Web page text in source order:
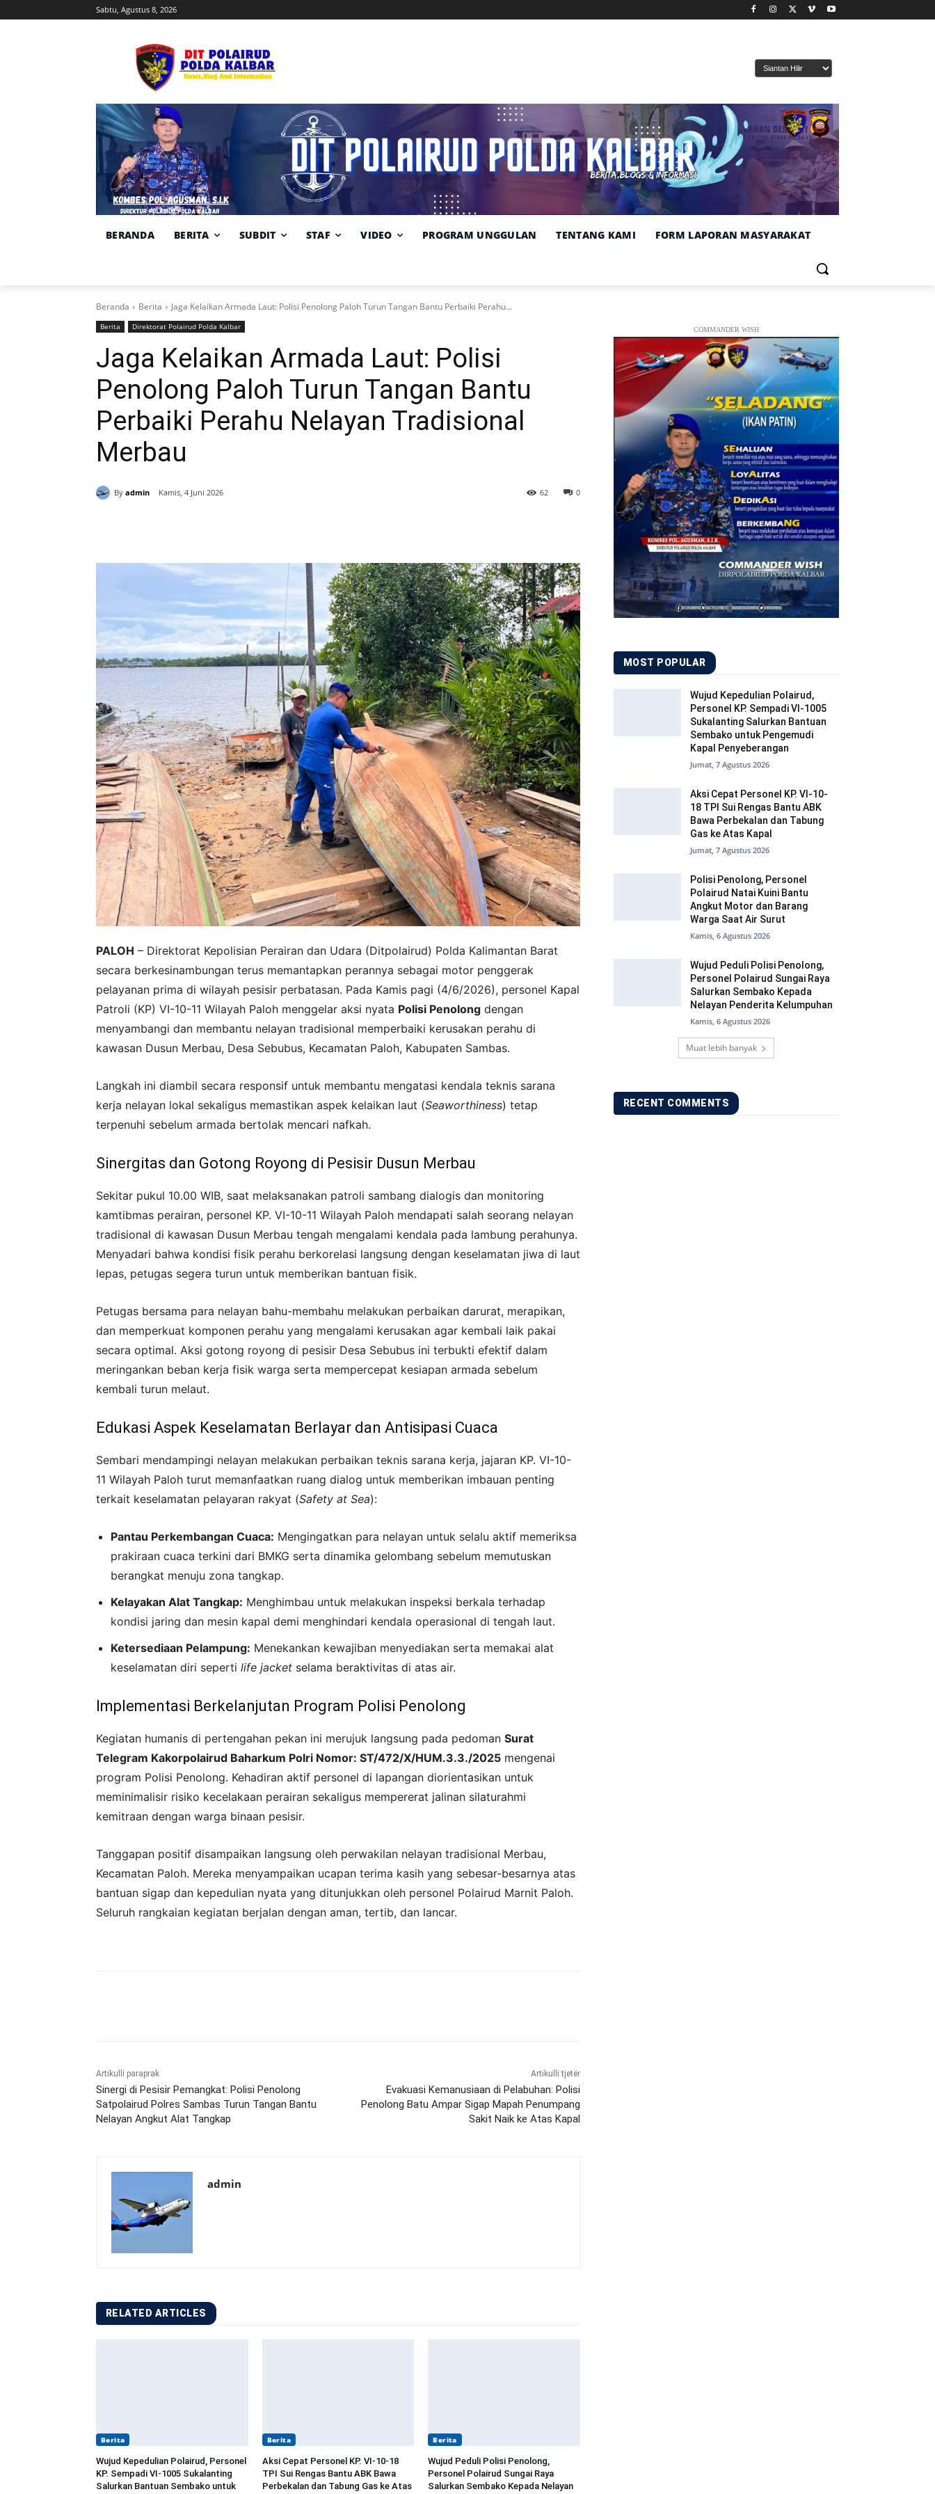
Sabtu, Agustus 8, 2026
cuaca
BERANDA BERITA SUBDIT STAF VIDEO PROGRAM UNGGULAN TENTANG KAMI FORM LAPORAN MASYARAKAT
Beranda Berita Jaga Kelaikan Armada Laut: Polisi Penolong Paloh Turun Tangan Bantu Perbaiki Perahu...
Berita Direktorat Polairud Polda Kalbar
Jaga Kelaikan Armada Laut: Polisi
Penolong Paloh Turun Tangan Bantu
Perbaiki Perahu Nelayan Tradisional
Merbau
By admin Kamis, 4 Juni 2026 0
62
PALOH – Direktorat Kepolisian Perairan dan Udara (Ditpolairud) Polda Kalimantan Barat
secara berkesinambungan terus memantapkan perannya sebagai motor penggerak
pelayanan prima di wilayah pesisir perbatasan. Pada Kamis pagi (4/6/2026), personel Kapal
Patroli (KP) VI-10-11 Wilayah Paloh menggelar aksi nyata Polisi Penolong dengan
menyambangi dan membantu nelayan tradisional memperbaiki kerusakan perahu di
kawasan Dusun Merbau, Desa Sebubus, Kecamatan Paloh, Kabupaten Sambas.
Langkah ini diambil secara responsif untuk membantu mengatasi kendala teknis sarana
kerja nelayan lokal sekaligus memastikan aspek kelaikan laut (Seaworthiness) tetap
terpenuhi sebelum armada bertolak mencari nafkah.
Sinergitas dan Gotong Royong di Pesisir Dusun Merbau
Sekitar pukul 10.00 WIB, saat melaksanakan patroli sambang dialogis dan monitoring
kamtibmas perairan, personel KP. VI-10-11 Wilayah Paloh mendapati salah seorang nelayan
tradisional di kawasan Dusun Merbau tengah mengalami kendala pada lambung perahunya.
Menyadari bahwa kondisi fisik perahu berkorelasi langsung dengan keselamatan jiwa di laut
lepas, petugas segera turun untuk memberikan bantuan fisik.
Petugas bersama para nelayan bahu-membahu melakukan perbaikan darurat, merapikan,
dan memperkuat komponen perahu yang mengalami kerusakan agar kembali laik pakai
secara optimal. Aksi gotong royong di pesisir Desa Sebubus ini terbukti efektif dalam
meringankan beban kerja fisik warga serta mempercepat kesiapan armada sebelum
kembali turun melaut.
Edukasi Aspek Keselamatan Berlayar dan Antisipasi Cuaca
Sembari mendampingi nelayan melakukan perbaikan teknis sarana kerja, jajaran KP. VI-10-
11 Wilayah Paloh turut memanfaatkan ruang dialog untuk memberikan imbauan penting
terkait keselamatan pelayaran rakyat (Safety at Sea):
Pantau Perkembangan Cuaca: Mengingatkan para nelayan untuk selalu aktif memeriksa
prakiraan cuaca terkini dari BMKG serta dinamika gelombang sebelum memutuskan
berangkat menuju zona tangkap.
Kelayakan Alat Tangkap: Menghimbau untuk melakukan inspeksi berkala terhadap
kondisi jaring dan mesin kapal demi menghindari kendala operasional di tengah laut.
Ketersediaan Pelampung: Menekankan kewajiban menyediakan serta memakai alat
keselamatan diri seperti life jacket selama beraktivitas di atas air.
Implementasi Berkelanjutan Program Polisi Penolong
Kegiatan humanis di pertengahan pekan ini merujuk langsung pada pedoman Surat
Telegram Kakorpolairud Baharkum Polri Nomor: ST/472/X/HUM.3.3./2025 mengenai
program Polisi Penolong. Kehadiran aktif personel di lapangan diorientasikan untuk
meminimalisir risiko kecelakaan perairan sekaligus mempererat jalinan silaturahmi
kemitraan dengan warga binaan pesisir.
Tanggapan positif disampaikan langsung oleh perwakilan nelayan tradisional Merbau,
Kecamatan Paloh. Mereka menyampaikan ucapan terima kasih yang sebesar-besarnya atas
bantuan sigap dan kepedulian nyata yang ditunjukkan oleh personel Polairud Marnit Paloh.
Seluruh rangkaian kegiatan berjalan dengan aman, tertib, dan lancar.
Artikulli paraprak
Sinergi di Pesisir Pemangkat: Polisi Penolong
Satpolairud Polres Sambas Turun Tangan Bantu
Nelayan Angkut Alat Tangkap
Artikulli tjetër
Evakuasi Kemanusiaan di Pelabuhan: Polisi
Penolong Batu Ampar Sigap Mapah Penumpang
Sakit Naik ke Atas Kapal
admin
RELATED ARTICLES
Berita
Wujud Kepedulian Polairud, Personel
KP. Sempadi VI-1005 Sukalanting
Salurkan Bantuan Sembako untuk
Berita
Aksi Cepat Personel KP. VI-10-18
TPI Sui Rengas Bantu ABK Bawa
Perbekalan dan Tabung Gas ke Atas
Berita
Wujud Peduli Polisi Penolong,
Personel Polairud Sungai Raya
Salurkan Sembako Kepada Nelayan
COMMANDER WISH
MOST POPULAR
Wujud Kepedulian Polairud,
Personel KP. Sempadi VI-1005
Sukalanting Salurkan Bantuan
Sembako untuk Pengemudi
Kapal Penyeberangan
Jumat, 7 Agustus 2026
Aksi Cepat Personel KP. VI-10-
18 TPI Sui Rengas Bantu ABK
Bawa Perbekalan dan Tabung
Gas ke Atas Kapal
Jumat, 7 Agustus 2026
Polisi Penolong, Personel
Polairud Natai Kuini Bantu
Angkut Motor dan Barang
Warga Saat Air Surut
Kamis, 6 Agustus 2026
Wujud Peduli Polisi Penolong,
Personel Polairud Sungai Raya
Salurkan Sembako Kepada
Nelayan Penderita Kelumpuhan
Kamis, 6 Agustus 2026
Muat lebih banyak
RECENT COMMENTS